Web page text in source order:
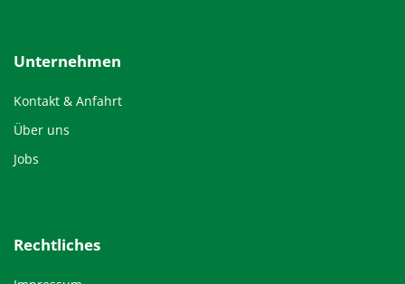
Unternehmen
Kontakt & Anfahrt
Über uns
Jobs
Rechtliches